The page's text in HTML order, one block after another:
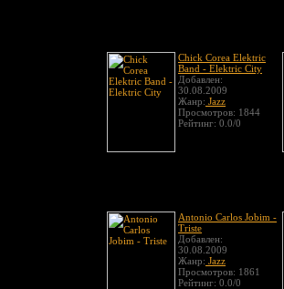
Chick Corea Elektric
Band - Elektric City
Добавлен:
30.08.2009
Жанр: Jazz
Просмотров: 1844
Рейтинг: 0.0/0
Antonio Carlos Jobim -
Triste
Добавлен:
30.08.2009
Жанр: Jazz
Просмотров: 1861
Рейтинг: 0.0/0